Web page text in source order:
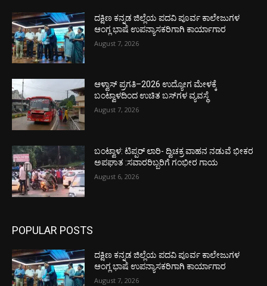
ದಕ್ಷಿಣ ಕನ್ನಡ ಜಿಲ್ಲೆಯ ಪದವಿ ಪೂರ್ವ ಕಾಲೇಜುಗಳ
ಆಂಗ್ಲ ಭಾಷೆ ಉಪನ್ಯಾಸಕರಿಗಾಗಿ ಕಾರ್ಯಾಗಾರ
August 7, 2026
ಆಳ್ವಾಸ್ ಪ್ರಗತಿ–2026 ಉದ್ಯೋಗ ಮೇಳಕ್ಕೆ
ಬಂಟ್ವಾಳದಿಂದ ಉಚಿತ ಬಸ್‌ಗಳ ವ್ಯವಸ್ಥೆ
August 7, 2026
ಬಂಟ್ವಾಳ: ಟಿಪ್ಪರ್ ಲಾರಿ- ದ್ವಿಚಕ್ರ ವಾಹನ ನಡುವೆ ಭೀಕರ
ಅಪಘಾತ :ಸವಾರರಿಬ್ಬರಿಗೆ ಗಂಭೀರ ಗಾಯ
August 6, 2026
POPULAR POSTS
ದಕ್ಷಿಣ ಕನ್ನಡ ಜಿಲ್ಲೆಯ ಪದವಿ ಪೂರ್ವ ಕಾಲೇಜುಗಳ
ಆಂಗ್ಲ ಭಾಷೆ ಉಪನ್ಯಾಸಕರಿಗಾಗಿ ಕಾರ್ಯಾಗಾರ
August 7, 2026